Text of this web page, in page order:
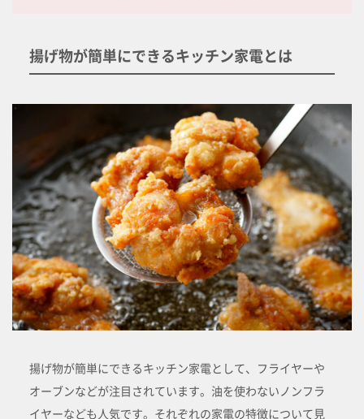
揚げ物が簡単にできるキッチン家電とは
揚げ物が簡単にできるキッチン家電として、フライヤーや
オーブンなどが注目されています。油を使わないノンフラ
イヤーなども人気です。それぞれの家電の特徴について見